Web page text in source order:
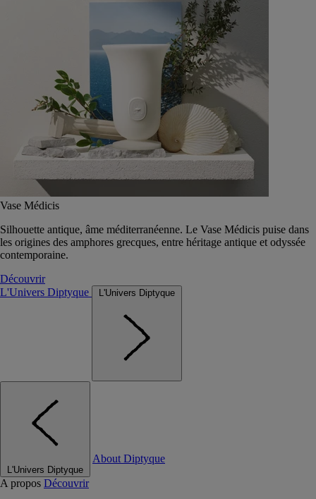
Vase Médicis
Silhouette antique, âme méditerranéenne. Le Vase Médicis puise dans
les origines des amphores grecques, entre héritage antique et odyssée
contemporaine.
Découvrir
L'Univers Diptyque
L'Univers Diptyque
L'Univers Diptyque
About Diptyque
A propos Découvrir